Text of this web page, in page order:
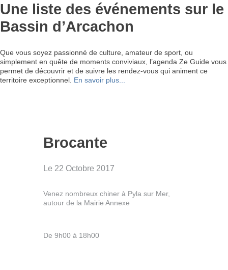
Une liste des événements sur le
Bassin d’Arcachon
Que vous soyez passionné de culture, amateur de sport, ou
simplement en quête de moments conviviaux, l’agenda Ze Guide vous
permet de découvrir et de suivre les rendez-vous qui animent ce
territoire exceptionnel. En savoir plus...
Brocante
Le 22 Octobre 2017
Venez nombreux chiner à Pyla sur Mer,
autour de la Mairie Annexe
De 9h00 à 18h00